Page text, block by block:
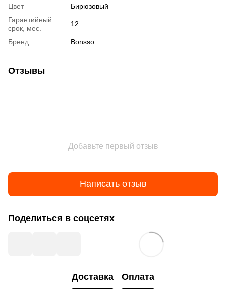
Цвет
Бирюзовый
Гарантийный
срок, мес.
12
Бренд Bonsso
Отзывы
Добавьте первый отзыв
Написать отзыв
Поделиться в соцсетях
Доставка Оплата